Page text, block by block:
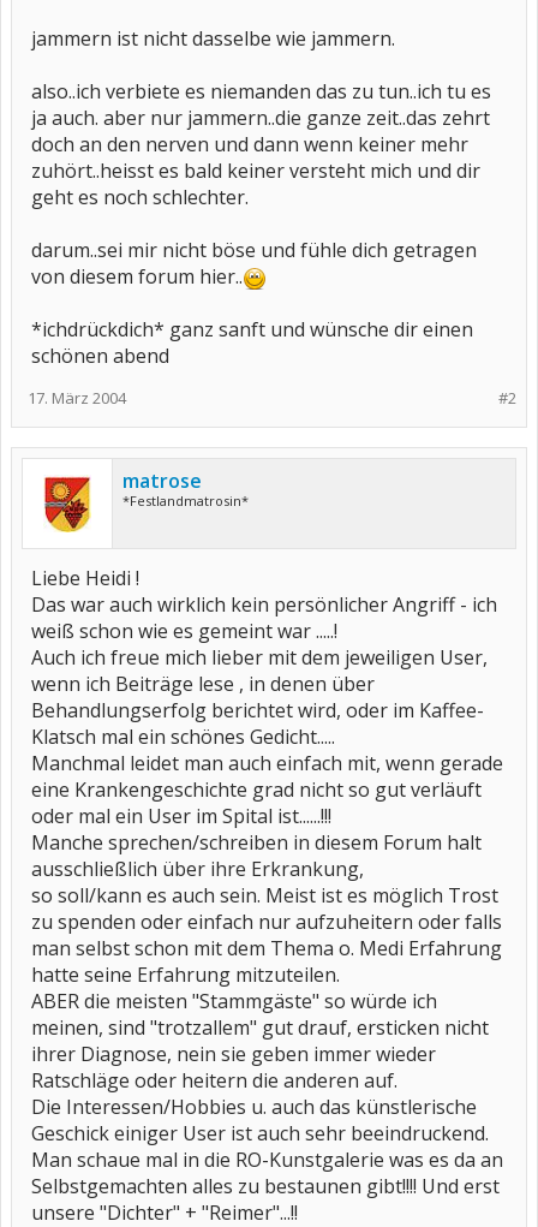
jammern ist nicht dasselbe wie jammern.
also..ich verbiete es niemanden das zu tun..ich tu es
ja auch. aber nur jammern..die ganze zeit..das zehrt
doch an den nerven und dann wenn keiner mehr
zuhört..heisst es bald keiner versteht mich und dir
geht es noch schlechter.
darum..sei mir nicht böse und fühle dich getragen
von diesem forum hier..
*ichdrückdich* ganz sanft und wünsche dir einen
schönen abend
#2
17. März 2004
matrose
*Festlandmatrosin*
Liebe Heidi !
Das war auch wirklich kein persönlicher Angriff - ich
weiß schon wie es gemeint war .....!
Auch ich freue mich lieber mit dem jeweiligen User,
wenn ich Beiträge lese , in denen über
Behandlungserfolg berichtet wird, oder im Kaffee-
Klatsch mal ein schönes Gedicht.....
Manchmal leidet man auch einfach mit, wenn gerade
eine Krankengeschichte grad nicht so gut verläuft
oder mal ein User im Spital ist......!!!
Manche sprechen/schreiben in diesem Forum halt
ausschließlich über ihre Erkrankung,
so soll/kann es auch sein. Meist ist es möglich Trost
zu spenden oder einfach nur aufzuheitern oder falls
man selbst schon mit dem Thema o. Medi Erfahrung
hatte seine Erfahrung mitzuteilen.
ABER die meisten "Stammgäste" so würde ich
meinen, sind "trotzallem" gut drauf, ersticken nicht
ihrer Diagnose, nein sie geben immer wieder
Ratschläge oder heitern die anderen auf.
Die Interessen/Hobbies u. auch das künstlerische
Geschick einiger User ist auch sehr beeindruckend.
Man schaue mal in die RO-Kunstgalerie was es da an
Selbstgemachten alles zu bestaunen gibt!!!! Und erst
unsere "Dichter" + "Reimer"...!!